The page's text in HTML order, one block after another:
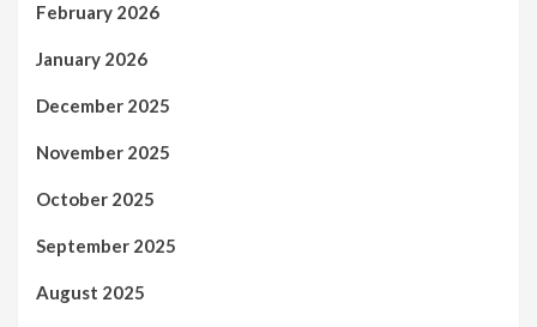
February 2026
January 2026
December 2025
November 2025
October 2025
September 2025
August 2025